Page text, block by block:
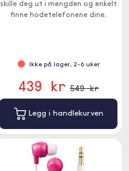
skille deg ut i mengden og enkelt
finne hodetelefonene dine.
Ikke på lager, 2-6 uker
439 kr 549 kr
Legg i handlekurven